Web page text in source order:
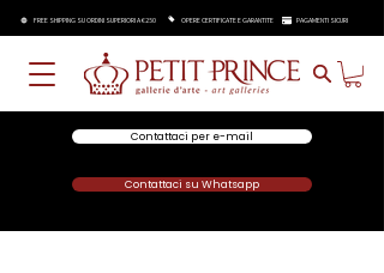
FREE SHIPPING SU ORDINI SUPERIORI A €250 OPERE CERTIFICATE E GARANTITE PAGAMENTI SICURI
Contattaci per e-mail
Contattaci su Whatsapp